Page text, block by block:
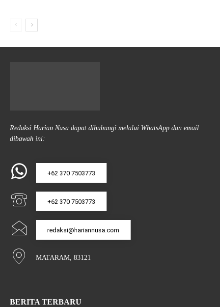
Redaksi Harian Nusa dapat dihubungi melalui WhatsApp dan email
dibawah ini:
+62 370 7503773
+62 370 7503773
redaksi@hariannusa.com
MATARAM, 83121
BERITA TERBARU